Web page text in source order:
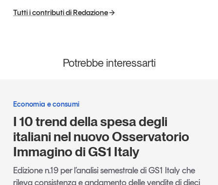
Tendenze2026
Leggi il magazine
Tutti i contributi di Redazione
Potrebbe interessarti
Economia e consumi
I 10 trend della spesa degli
italiani nel nuovo Osservatorio
Immagino di GS1 Italy
Edizione n.19 per l’analisi semestrale di GS1 Italy che
rileva consistenza e andamento delle vendite di dieci